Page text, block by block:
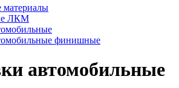
материалы
ЛКМ
финишные
автомобильные